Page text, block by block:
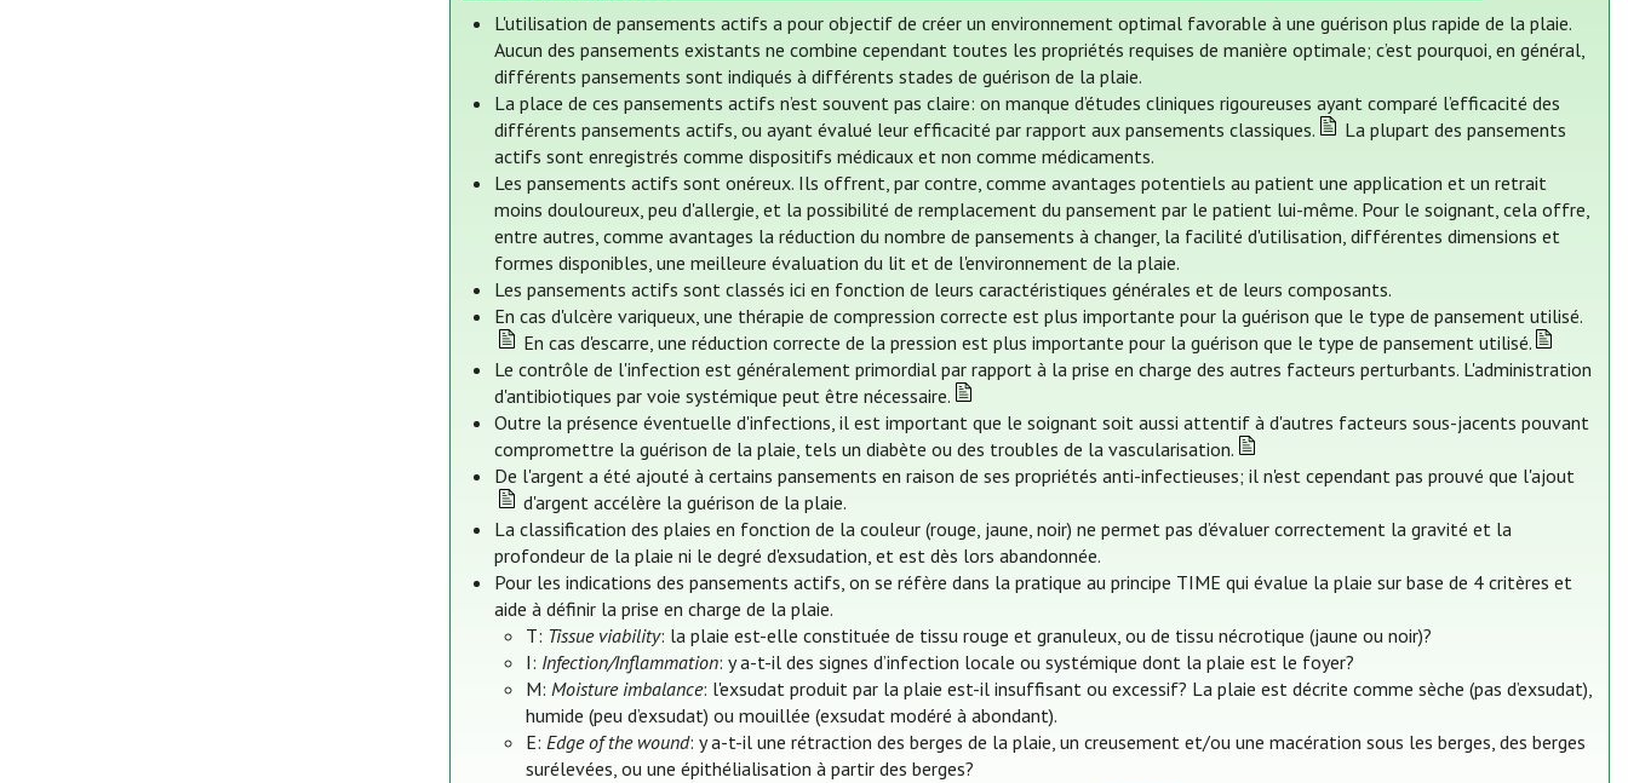
L'utilisation de pansements actifs a pour objectif de créer un environnement optimal favorable à une guérison plus rapide de la plaie.
Aucun des pansements existants ne combine cependant toutes les propriétés requises de manière optimale; c’est pourquoi, en général,
différents pansements sont indiqués à différents stades de guérison de la plaie.
La place de ces pansements actifs n’est souvent pas claire: on manque d’études cliniques rigoureuses ayant comparé l’efficacité des
différents pansements actifs, ou ayant évalué leur efficacité par rapport aux pansements classiques.
La plupart des pansements
actifs sont enregistrés comme dispositifs médicaux et non comme médicaments.
Les pansements actifs sont onéreux. Ils offrent, par contre, comme avantages potentiels au patient une application et un retrait
moins douloureux, peu d'allergie, et la possibilité de remplacement du pansement par le patient lui-même. Pour le soignant, cela offre,
entre autres, comme avantages la réduction du nombre de pansements à changer, la facilité d'utilisation, différentes dimensions et
formes disponibles, une meilleure évaluation du lit et de l'environnement de la plaie.
Les pansements actifs sont classés ici en fonction de leurs caractéristiques générales et de leurs composants.
En cas d'ulcère variqueux, une thérapie de compression correcte est plus importante pour la guérison que le type de pansement utilisé.
En cas d'escarre, une réduction correcte de la pression est plus importante pour la guérison que le type de pansement utilisé.
Le contrôle de l'infection est généralement primordial par rapport à la prise en charge des autres facteurs perturbants. L'administration
d'antibiotiques par voie systémique peut être nécessaire.
Outre la présence éventuelle d'infections, il est important que le soignant soit aussi attentif à d'autres facteurs sous-jacents pouvant
compromettre la guérison de la plaie, tels un diabète ou des troubles de la vascularisation.
De l'argent a été ajouté à certains pansements en raison de ses propriétés anti-infectieuses; il n'est cependant pas prouvé que l'ajout
d'argent accélère la guérison de la plaie.
La classification des plaies en fonction de la couleur (rouge, jaune, noir) ne permet pas d’évaluer correctement la gravité et la
profondeur de la plaie ni le degré d'exsudation, et est dès lors abandonnée.
Pour les indications des pansements actifs, on se réfère dans la pratique au principe TIME qui évalue la plaie sur base de 4 critères et
aide à définir la prise en charge de la plaie.
T: Tissue viability: la plaie est-elle constituée de tissu rouge et granuleux, ou de tissu nécrotique (jaune ou noir)?
I: Infection/Inflammation: y a-t-il des signes d’infection locale ou systémique dont la plaie est le foyer?
M:Moisture imbalance: l'exsudat produit par la plaie est-il insuffisant ou excessif? La plaie est décrite comme sèche (pas d’exsudat),
humide (peu d’exsudat) ou mouillée (exsudat modéré à abondant).
E:Edge of the wound: y a-t-il une rétraction des berges de la plaie, un creusement et/ou une macération sous les berges, des berges
surélevées, ou une épithélialisation à partir des berges?